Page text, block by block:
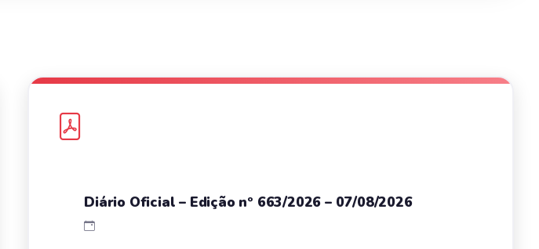
Diário Oficial – Edição nº 663/2026 – 07/08/2026